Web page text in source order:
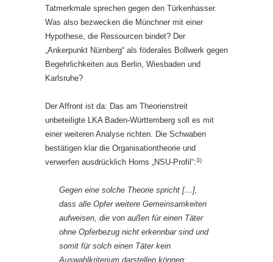
Tatmerkmale sprechen gegen den Türkenhasser.
Was also bezwecken die Münchner mit einer
Hypothese, die Ressourcen bindet? Der
„Ankerpunkt Nürnberg“ als föderales Bollwerk gegen
Begehrlichkeiten aus Berlin, Wiesbaden und
Karlsruhe?
Der Affront ist da: Das am Theorienstreit
unbeteiligte LKA Baden-Württemberg soll es mit
einer weiteren Analyse richten. Die Schwaben
bestätigen klar die Organisationtheorie und
verwerfen ausdrücklich Horns „NSU-Profil“:3)
Gegen eine solche Theorie spricht […],
dass alle Opfer weitere Gemeinsamkeiten
aufweisen, die von außen für einen Täter
ohne Opferbezug nicht erkennbar sind und
somit für solch einen Täter kein
Auswahlkriterium darstellen können: